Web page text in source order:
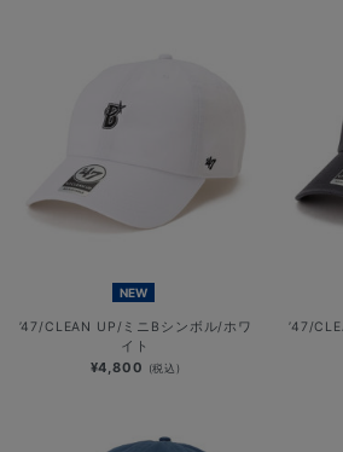
NEW
’47/CLEAN UP/ミニBシンボル/ホワ
イト
¥4,800 (税込)
’47/